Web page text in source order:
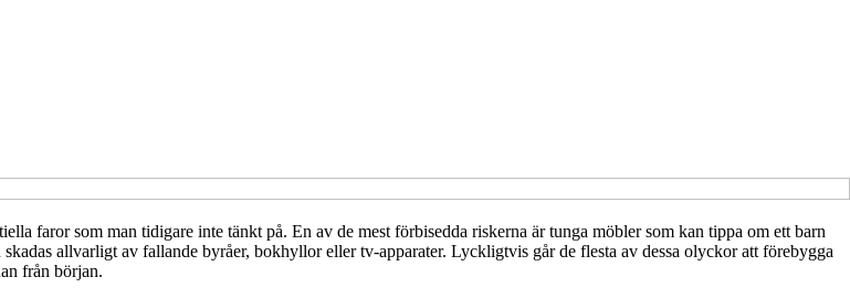
faror som man tidigare inte tänkt på. En av de mest förbisedda riskerna är tunga möbler som kan tippa om ett barn
allvarligt av fallande byråer, bokhyllor eller tv-apparater. Lyckligtvis går de flesta av dessa olyckor att förebygga
från början.